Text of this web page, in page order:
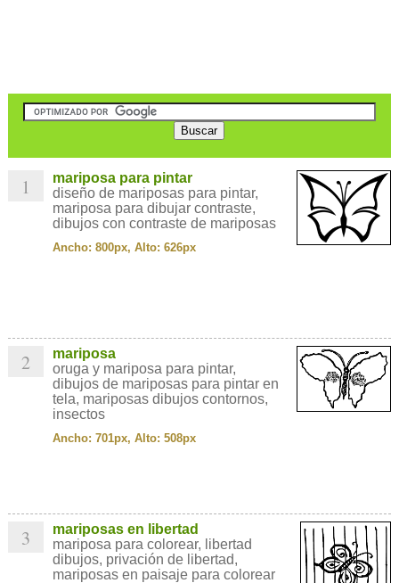
1
mariposa para pintar
diseño de mariposas para pintar,
mariposa para dibujar contraste,
dibujos con contraste de mariposas
Ancho: 800px, Alto: 626px
2
mariposa
oruga y mariposa para pintar,
dibujos de mariposas para pintar en
tela, mariposas dibujos contornos,
insectos
Ancho: 701px, Alto: 508px
3
mariposas en libertad
mariposa para colorear, libertad
dibujos, privación de libertad,
mariposas en paisaje para colorear